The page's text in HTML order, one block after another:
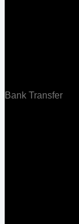
Bank Transfer